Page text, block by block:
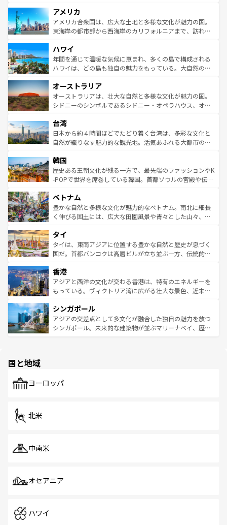
ンツ一覧を参照してほしい。
の建物がそのまま残る町や、スイスならではのユニークな
博物館もあり、アルプス観光だけでなく町歩きも満喫する
ことができる。国民の所得が高いため物価も高いが、旅行
ば市内交通費無料で観光を楽しむこともできる。 なお、新
着のスイス情報はコンテンツ一覧 を参照してほしい。
アメリカ
アメリカ合衆国は、広大な土地と多様な文化が魅力の国。
東海岸の都市部から西海岸のカリフォルニアまで、訪れる
のような巨大都市は、観光、ショッピング、エンターテイ
ンメントが詰まった刺激的なスポットだ。一方、アメリカ
西部には大自然が広がり、グランドキャニオンやイエロー
部のニューオーリンズでは、音楽と美食が融合した独特の
文化が魅力。旅行者はアメリカの各地域で異なる魅力を楽
しみながら、その多様性と豊かな歴史を感じることができ
ならではの贅沢な旅のスタイルだ。 なお、新着のアメリカ
情報はコンテンツ一覧を参照してほしい。
ハワイ
年間を通じて温暖な気候に恵まれ、多くの島で構成される
ハワイは、どの島も独自の魅力をもっている。大自然の神
ワイ島は見逃せない。また、定番の観光地といえばオアフ
島だが、静かな自然を求めるならマウイ島やカウアイ島が
おすすめ。エメラルドグリーンに輝く海をはじめ、豊かな
れるおもてなしの心で訪れる人々を迎えてくれるハワイの
人々、おいしいローカルフードやハワイアンミュージッ
ク、伝統的なフラダンスなど、すべてがハワイの魅力を彩
ワイを、存分に味わってほしい。 なお、新着のハワイ情報
はコンテンツ一覧を参照してほしい。
オーストラリア
オーストラリアは、壮大な自然と多様な文化が魅力の国。
シドニーのシンボルであるシドニー・オペラハウス、オー
リアリーフや大陸中央部にそびえるウルル（エアーズロッ
ク）、タスマニアの美しい原生林やケアンズの熱帯雨林な
ど、見どころがたくさん。また、カフェやワイン、オージ
いる。アクティビティも充実しており、サーフィンやダイ
ビング、ハイキングなど、アウトドア好きにはたまらな
い。オーストラリアの多彩な魅力を存分に味わいつくそ
参照してほしい。
台湾
日本から約４時間ほどでたどり着く台湾は、多彩な文化と
自然が織りなす魅力的な観光地。活気あふれる大都市の台
ン）、静ひつな山岳地帯である台湾東部など、都市の喧騒
と山間の静けさが共存しており、訪れる人に新しい発見と
驚きをもたらしてくれる。また、奥深い台湾の食文化も魅
容にもいいと評判のスイーツなど、バラエティ豊かな料理
が味わえる。 なお、新着の台湾情報は コンテンツ一覧を参
照してほしい。
韓国
歴史ある王朝文化が残る一方で、最先端のファッションやK
-POPで世界を席巻している韓国。首都ソウルの宮殿や伝統
き、地方に足を延ばせば四季折々の自然美を楽しむことが
できる。そして、キムチや焼肉、絶品のストリートフード
まで、さまざまな韓国料理が待っている。夜には、韓国な
リティに包まれながら、韓国の多彩な魅力を心ゆくまで味
わってみてほしい。 なお、新着の韓国情報はコンテンツ一
覧を参照してほしい。
ベトナム
豊かな自然と多様な文化が魅力的なベトナム。南北に細長
く伸びる国土には、広大な田園風景や青々とした山々、世
急速な発展と共に伝統が息づく。ハノイの古い町並みやホ
ーチミン市のフランス統治時代の建物も、独特の雰囲気を
醸し出している。また、バラエティの豊かさとおいしさで
とつ。フォーやバインミー、ベトナムコーヒーなどは、ぜ
ひ現地で味わいたい。どの地域を訪れてもあたたかい人々
が旅行者を迎えてくれるので、きっと忘れられない旅にな
参照してほしい。
タイ
タイは、東南アジアに位置する豊かな自然と歴史が息づく
国だ。首都バンコクは高層ビルが立ち並ぶ一方、伝統的な
の活気が交差している。北部ではチェンマイなどの山岳地
帯で自然と触れ合い、南部ではプーケットやクラビの美し
いビーチでリゾート気分を楽しむことができる。タイ料理
激する。気候は一年中温暖で、どの季節にも異なる楽しみ
が待っている。親しみやすいタイの人々、仏教を中心とし
た文化、そして多様な観光資源が、訪れる旅人を魅了し続
香港
アジアと西洋の文化が交わる香港は、特有のエネルギーを
もっている。ヴィクトリア湾に広がる壮大な景色、近未来
み、どこを訪れても感動するはず。観光スポットが密集し
ており、効率よく見どころを回れるのも魅力。息をのむよ
うな絶景から文化的な体験まで、香港を存分に楽しみ尽く
シンガポール
アジアの交差点として多文化が融合した独自の魅力を放つ
シンガポール。未来的な建築物が並ぶマリーナベイ、歴史
で、ホーカーズは地元の風情を楽しめる外せないスポット
国と地域
ヨーロッパ
北米
中南米
オセアニア
ハワイ